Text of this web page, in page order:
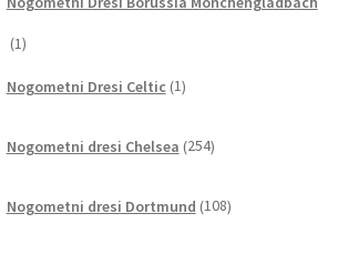
11
Nogometni Dresi Celtic 1izdelek
Nogometni dresi Chelsea 254izdelkov
Nogometni dresi Dortmund 108izdelkov